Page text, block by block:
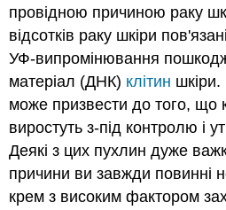
провідною причиною раку
відсотків раку шкіри
УФ-випромінювання
матеріал (ДНК) клітин
може призвести до того, що
виростуть з-під контролю і
Деякі з цих пухлин дуже
причини ви завжди повинні
крем з високим фактором